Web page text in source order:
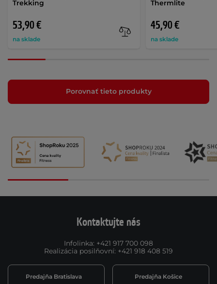
Trekking
53,90 €
na sklade
Thermlite
45,90 €
na sklade
Porovnať tieto produkty
Kontaktujte nás
Infolinka: +421 917 700 098
Realizácia posilňovní: +421 918 408 519
Predajňa Bratislava Predajňa Košice